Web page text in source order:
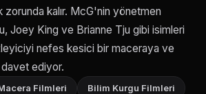
zorunda kalır. McG'nin yönetmen
Joey King ve Brianne Tju gibi isimleri
nefes kesici bir maceraya ve
ediyor.
Filmleri Bilim Kurgu Filmleri